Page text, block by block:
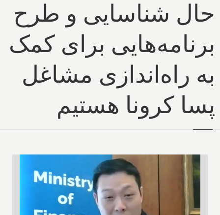
حال شناسایی و طرح
برنامه‌هایی برای کمک
به راه‌اندازی مشاغل
پسا کرونا هستیم